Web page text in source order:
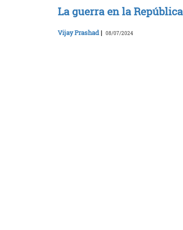
La guerra en la
Vijay Prashad | 08/07/2024